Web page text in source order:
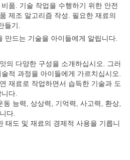
품. 기술 작업을 수행하기 위한 안전
제조 알고리즘 작성. 필요한 재료의
들기.
만드는 기술을 아이들에게 알립니다.
의 다양한 구성을 소개하십시오. 그러
적 과정을 아이들에게 가르치십시오.
재료로 작업하면서 습득한 기술과 도
다.
동 능력, 상상력, 기억력, 사고력, 환상,
다.
태도 및 재료의 경제적 사용을 기릅니